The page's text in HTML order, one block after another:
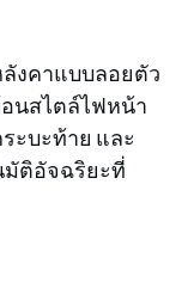
งคาแบบลอยตัว
นสไตล์ไฟหน้า
ะบะท้าย และ
มัติอัจฉริยะที่